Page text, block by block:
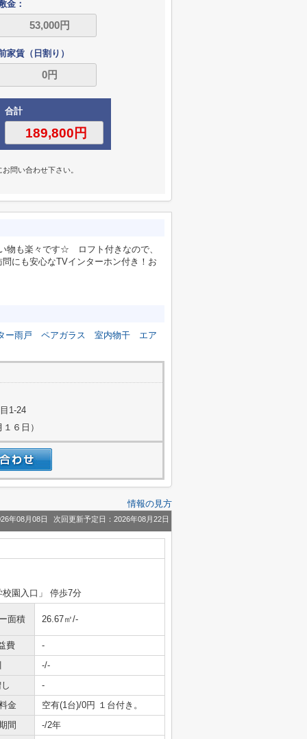
金：
家賃（日割り）
合計
問い合わせ下さい。
物も楽々です☆ ロフト付きなので、
にも安心なTVインターホン付き！お
ー雨戸 ペアガラス 室内物干 エア
1-24
６日）
情報の見方
年08月08日 次回更新予定日：2026年08月22日
園入口」 停歩7分
面積 26.67㎡/-
費
-
-/-
-
金
空有(1台)/0円 １台付き。
間
-/2年